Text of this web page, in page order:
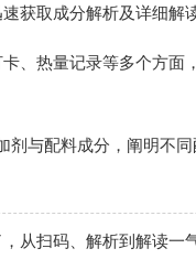
获取成分解析及详细
、热量记录等多个方
剂与配料成分，阐明不
从扫码、解析到解读